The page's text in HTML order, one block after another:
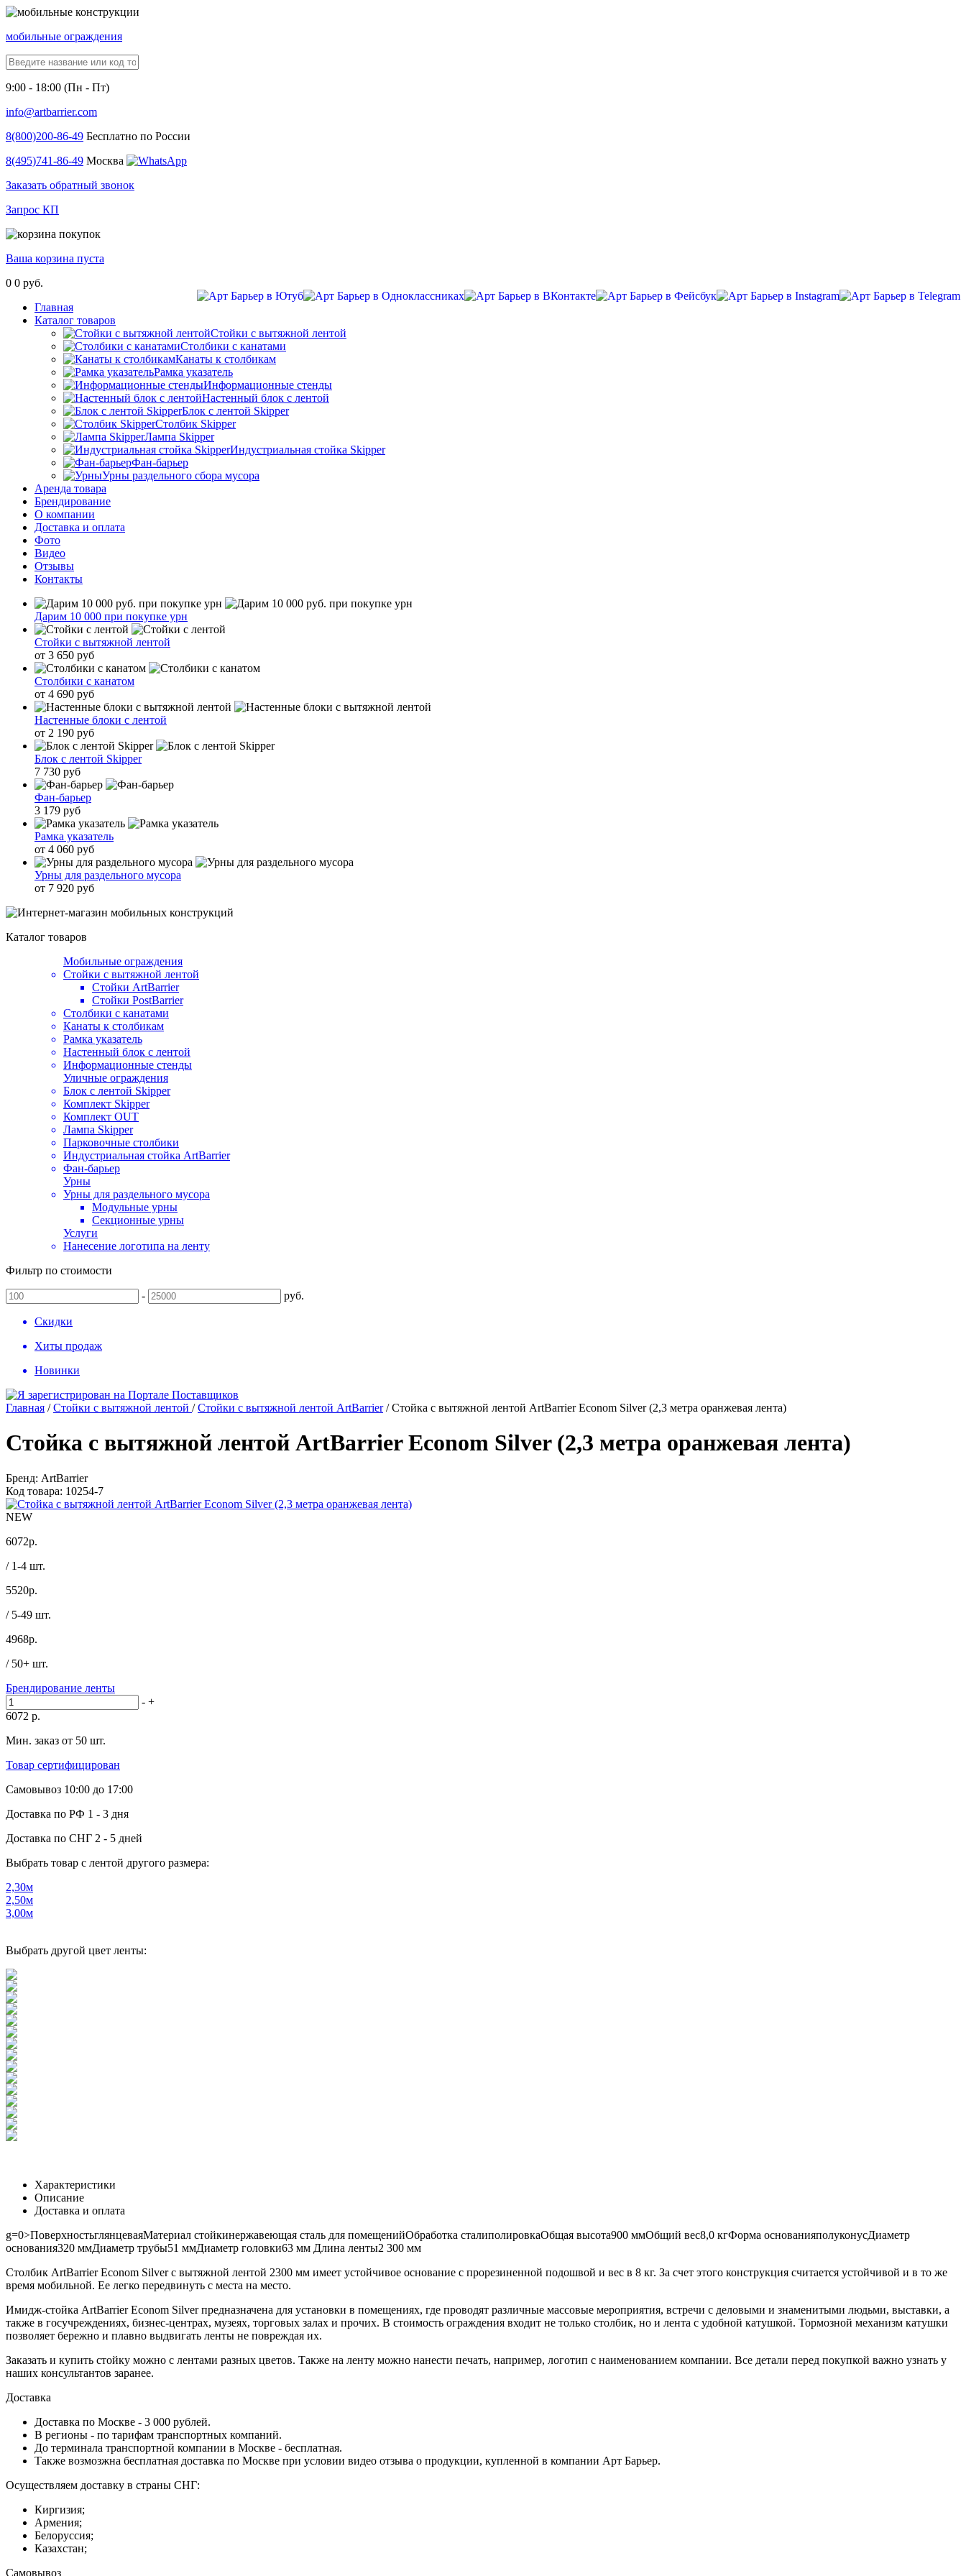
мобильные ограждения
9:00 - 18:00 (Пн - Пт)
info@artbarrier.com
8(800)200-86-49 Бесплатно по России
8(495)741-86-49 Москва
Заказать обратный звонок
Запрос КП
Ваша корзина пуста
0 0 руб.
Главная
Каталог товаров
Стойки с вытяжной лентой
Столбики с канатами
Канаты к столбикам
Рамка указатель
Информационные стенды
Настенный блок с лентой
Блок с лентой Skipper
Столбик Skipper
Лампа Skipper
Индустриальная стойка Skipper
Фан-барьер
Урны раздельного сбора мусора
Аренда товара
Брендирование
О компании
Доставка и оплата
Фото
Видео
Отзывы
Контакты
Дарим 10 000 при покупке урн
Стойки с вытяжной лентой
от 3 650 руб
Столбики с канатом
от 4 690 руб
Настенные блоки с лентой
от 2 190 руб
Блок с лентой Skipper
7 730 руб
Фан-барьер
3 179 руб
Рамка указатель
от 4 060 руб
Урны для раздельного мусора
от 7 920 руб
Каталог товаров
Мобильные ограждения
Стойки с вытяжной лентой
Стойки ArtBarrier
Стойки PostBarrier
Столбики с канатами
Канаты к столбикам
Рамка указатель
Настенный блок с лентой
Информационные стенды
Уличные ограждения
Блок с лентой Skipper
Комплект Skipper
Комплект OUT
Лампа Skipper
Парковочные столбики
Индустриальная стойка ArtBarrier
Фан-барьер
Урны
Урны для раздельного мусора
Модульные урны
Секционные урны
Услуги
Нанесение логотипа на ленту
Фильтр по стоимости
- руб.
Скидки
Хиты продаж
Новинки
Главная /Стойки с вытяжной лентой /Стойки с вытяжной лентой ArtBarrier/Стойка с вытяжной лентой ArtBarrier Econom Silver (2,3 метра оранжевая лента)
Стойка с вытяжной лентой ArtBarrier Econom Silver (2,3 метра оранжевая лента)
Бренд: ArtBarrier
Код товара: 10254-7
NEW
6072р.
/ 1-4 шт.
5520р.
/ 5-49 шт.
4968р.
/ 50+ шт.
Брендирование ленты
- +
6072 р.
Мин. заказ от 50 шт.
Товар сертифицирован
Самовывоз 10:00 до 17:00
Доставка по РФ 1 - 3 дня
Доставка по СНГ 2 - 5 дней
Выбрать товар с лентой другого размера:
2,30м
2,50м
3,00м
Выбрать другой цвет ленты:
Характеристики
Описание
Доставка и оплата
g=0>ПоверхностьглянцеваяМатериал стойкинержавеющая сталь для помещенийОбработка сталиполировкаОбщая высота900 ммОбщий вес8,0 кгФорма основанияполуконусДиаметр
основания320 ммДиаметр трубы51 ммДиаметр головки63 мм Длина ленты2 300 мм
Столбик ArtBarrier Econom Silver с вытяжной лентой 2300 мм имеет устойчивое основание с прорезиненной подошвой и вес в 8 кг. За счет этого конструкция считается устойчивой и в то же
время мобильной. Ее легко передвинуть с места на место.
Имидж-стойка ArtBarrier Econom Silver предназначена для установки в помещениях, где проводят различные массовые мероприятия, встречи с деловыми и знаменитыми людьми, выставки, а
также в госучреждениях, бизнес-центрах, музеях, торговых залах и прочих. В стоимость ограждения входит не только столбик, но и лента с удобной катушкой. Тормозной механизм катушки
позволяет бережно и плавно выдвигать ленты не повреждая их.
Заказать и купить стойку можно с лентами разных цветов. Также на ленту можно нанести печать, например, логотип с наименованием компании. Все детали перед покупкой важно узнать у
наших консультантов заранее.
Доставка
Доставка по Москве - 3 000 рублей.
В регионы - по тарифам транспортных компаний.
До терминала транспортной компании в Москве - бесплатная.
Также возмозжна бесплатная доставка по Москве при условии видео отзыва о продукции, купленной в компании Арт Барьер.
Осуществляем доставку в страны СНГ:
Киргизия;
Армения;
Белоруссия;
Казахстан;
Самовывоз